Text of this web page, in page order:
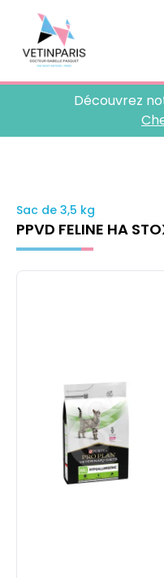
Découvrez
Sac de 3,5 kg
PPVD FELINE HA